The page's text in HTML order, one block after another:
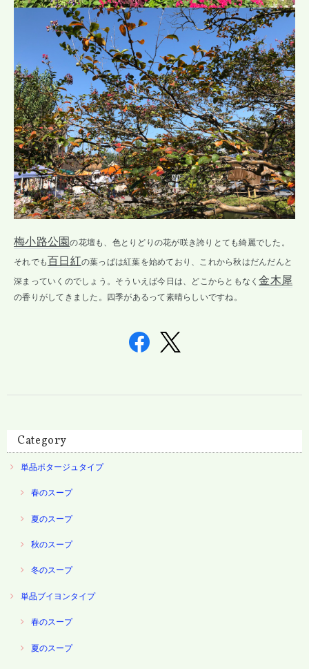
梅小路公園の花壇も、色とりどりの花が咲き誇りとても綺麗でした。
それでも百日紅の葉っぱは紅葉を始めており、これから秋はだんだんと
深まっていくのでしょう。そういえば今日は、どこからともなく金木犀
の香りがしてきました。四季があるって素晴らしいですね。
Category
単品ポタージュタイプ
春のスープ
夏のスープ
秋のスープ
冬のスープ
単品ブイヨンタイプ
春のスープ
夏のスープ